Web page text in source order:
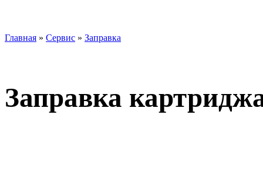
Главная » Сервис » Заправка
Заправка